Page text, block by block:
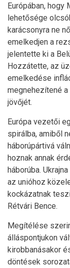
Európában, hogy
lehetősége
karácsonyra ne
emelkedjen a
jelentette ki a
Hozzátette, az
emelkedése
megnehezítené
jövőjét.
Európa vezetői
spirálba, amiből
háborúpártivá
hoznak annak
háborúba.
az unióhoz
kockázatnak
Rétvári Bence.
Megítélése
álláspontjukon
kirobbanásakor
döntések